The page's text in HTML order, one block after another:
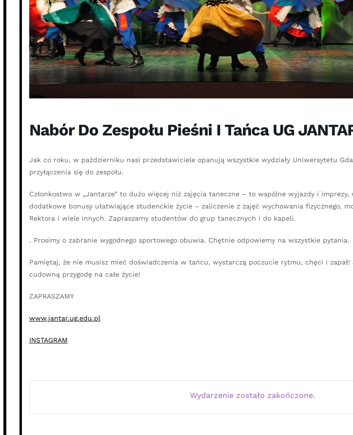
Nabór Do Zespołu Pieśni I Tańca UG
Jak co roku, w październiku nasi przedstawiciele opanują wszystkie wydziały Uniwersytetu
przyłączenia się do zespołu.
Członkostwo w „Jantarze” to dużo więcej niż zajęcia taneczne – to wspólne wyjazdy i
dodatkowe bonusy ułatwiające studenckie życie – zaliczenie z zajęć wychowania fizycznego,
Rektora i wiele innych. Zapraszamy studentów do grup tanecznych i do kapeli.
. Prosimy o zabranie wygodnego sportowego obuwia. Chętnie odpowiemy na wszystkie pytania.
Pamiętaj, że nie musisz mieć doświadczenia w tańcu, wystarczą poczucie rytmu, chęci i
cudowną przygodę na całe życie!
ZAPRASZAMY
www.jantar.ug.edu.pl
INSTAGRAM
Wydarzenie zostało zakończone.